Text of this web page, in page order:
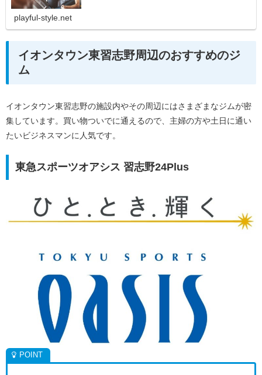
playful-style.net
イオンタウン東習志野周辺のおすすめのジ
ム
イオンタウン東習志野の施設内やその周辺にはさまざまなジムが密
集しています。買い物ついでに通えるので、主婦の方や土日に通い
たいビジネスマンに人気です。
東急スポーツオアシス 習志野24Plus